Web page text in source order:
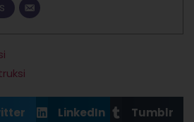
LinkedIn Tumblr